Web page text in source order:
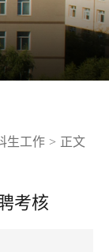
生工作 > 正文
考核